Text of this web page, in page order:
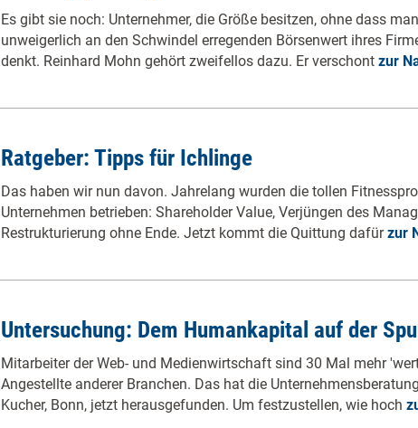
Es gibt sie noch: Unternehmer, die Größe besitzen, ohne dass
unweigerlich an den Schwindel erregenden Börsenwert ihres
denkt. Reinhard Mohn gehört zweifellos dazu. Er verschont zur
Ratgeber: Tipps für Ichlinge
Das haben wir nun davon. Jahrelang wurden die tollen
Unternehmen betrieben: Shareholder Value, Verjüngen des
Restrukturierung ohne Ende. Jetzt kommt die Quittung dafürzur
Untersuchung: Dem Humankapital auf der
Mitarbeiter der Web- und Medienwirtschaft sind 30 Mal mehr
Angestellte anderer Branchen. Das hat die
Kucher, Bonn, jetzt herausgefunden. Um festzustellen, wie hoch